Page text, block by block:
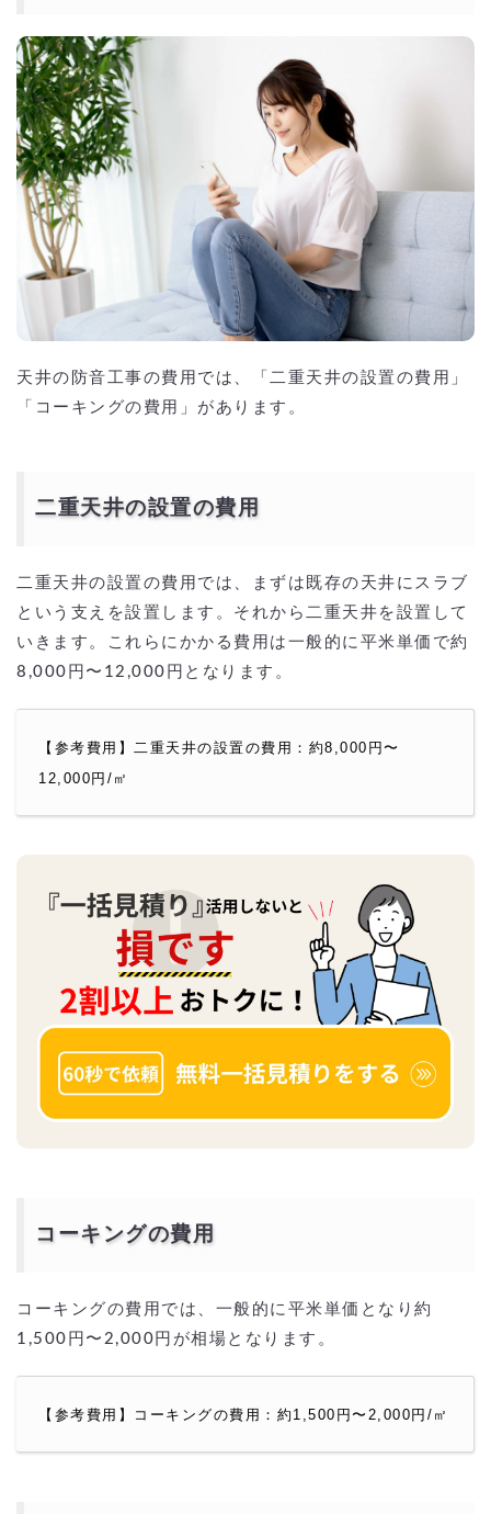
天井の防音工事の費用では、「二重天井の設置の費用」
「コーキングの費用」があります。
二重天井の設置の費用
二重天井の設置の費用では、まずは既存の天井にスラブ
という支えを設置します。それから二重天井を設置して
いきます。これらにかかる費用は一般的に平米単価で約
8,000円〜12,000円となります。
【参考費用】二重天井の設置の費用：約8,000円〜
12,000円/㎡
コーキングの費用
コーキングの費用では、一般的に平米単価となり約
1,500円〜2,000円が相場となります。
【参考費用】コーキングの費用：約1,500円〜2,000円/㎡